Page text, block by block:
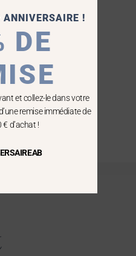
ANNIVERSAIRE !
DE
et collez-le dans votre
remise immédiate de
€ d’achat !